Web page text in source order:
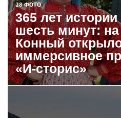
28 ФОТО
365 лет истории
шесть минут: на
Конный
иммерсивное
«И-сторис»